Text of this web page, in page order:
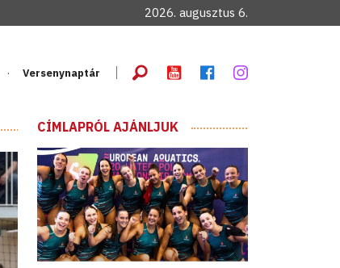
2026. augusztus 6.
Versenynaptár
CÍMLAPRÓL AJÁNLJUK